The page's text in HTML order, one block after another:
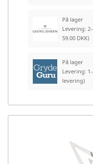
På lager
Levering:
59.00 DKK)
På lager
Levering:
levering)